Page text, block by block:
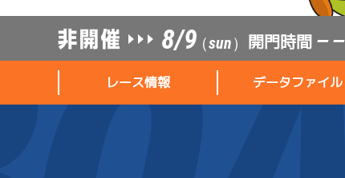
8/9（sun） 開門時間 — —
レース情報 データファイル